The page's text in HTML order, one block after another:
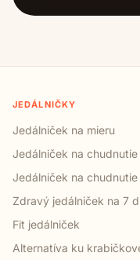
JEDÁLNIČKY
Jedálniček na mieru
Jedálniček na chudnutie
Jedálniček na
Zdravý jedálniček na 7
Fit jedálniček
Alternatíva ku